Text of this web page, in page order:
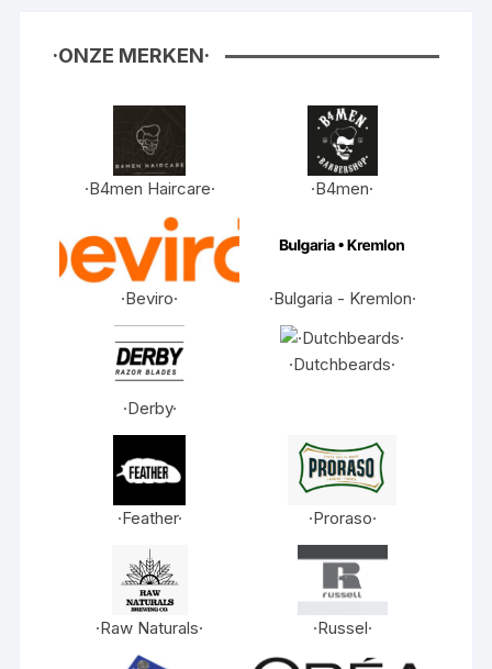
·ONZE MERKEN·
·B4men Haircare· ·B4men·
·Beviro· ·Bulgaria - Kremlon·
·Derby·
·Dutchbeards·
·Feather· ·Proraso·
·Raw Naturals· ·Russel·